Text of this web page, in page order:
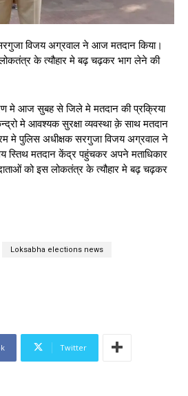
विजय अग्रवाल ने आज मतदान किया।
के त्यौहार मे बढ़ चढ़कर भाग लेने की
मे आज सुबह से जिले मे मतदान की प्रक्रिया
मे आवश्यक सुरक्षा व्यवस्था क़े साथ मतदान
मे पुलिस अधीक्षक सरगुजा विजय अग्रवाल ने
स्तिथ मतदान केंद्र पहुंचकर अपने मताधिकार
को इस लोकतंत्र के त्यौहार मे बढ़ चढ़कर
Loksabha elections news
Twitter